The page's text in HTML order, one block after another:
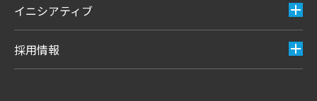
イニシアティブ
採用情報